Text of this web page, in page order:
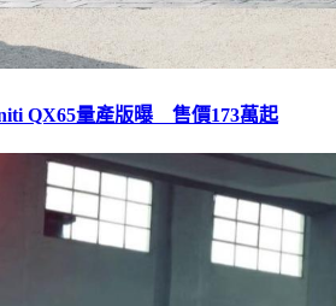
QX65量產版曝 售價173萬起